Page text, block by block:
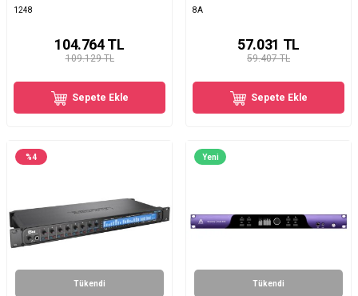
1248
109.129 TL
104.764TL
Sepete Ekle
8A
59.407 TL
57.031 TL
Sepete Ekle
%4
Tükendi
Yeni
Tükendi